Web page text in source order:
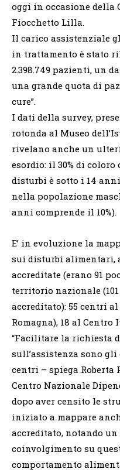
oggi in occasione della
Fiocchetto Lilla.
Il carico assistenziale
in trattamento è stato
2.398.749 pazienti, un
una grande quota di
cure”.
I dati della survey,
rotonda al Museo
rivelano anche un
esordio: il 30% di
disturbi è sotto i 14
nella popolazione
anni comprende il 10%).
E’ in evoluzione la
sui disturbi alimentari,
accreditate (erano 91
territorio nazionale
accreditato): 55 centri
Romagna), 18 al Centro
“Facilitare la richiesta
sull’assistenza sono
centri – spiega Roberta
Centro Nazionale
dopo aver censito le
iniziato a mappare
accreditato, notando
coinvolgimento su
comportamento